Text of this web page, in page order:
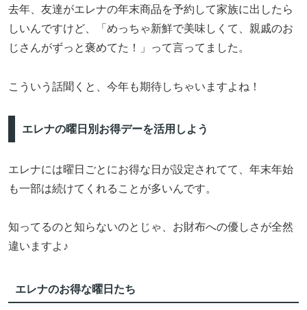
去年、友達がエレナの年末商品を予約して家族に出したら
しいんですけど、「めっちゃ新鮮で美味しくて、親戚のお
じさんがずっと褒めてた！」って言ってました。
こういう話聞くと、今年も期待しちゃいますよね！
エレナの曜日別お得デーを活用しよう
エレナには曜日ごとにお得な日が設定されてて、年末年始
も一部は続けてくれることが多いんです。
知ってるのと知らないのとじゃ、お財布への優しさが全然
違いますよ♪
エレナのお得な曜日たち